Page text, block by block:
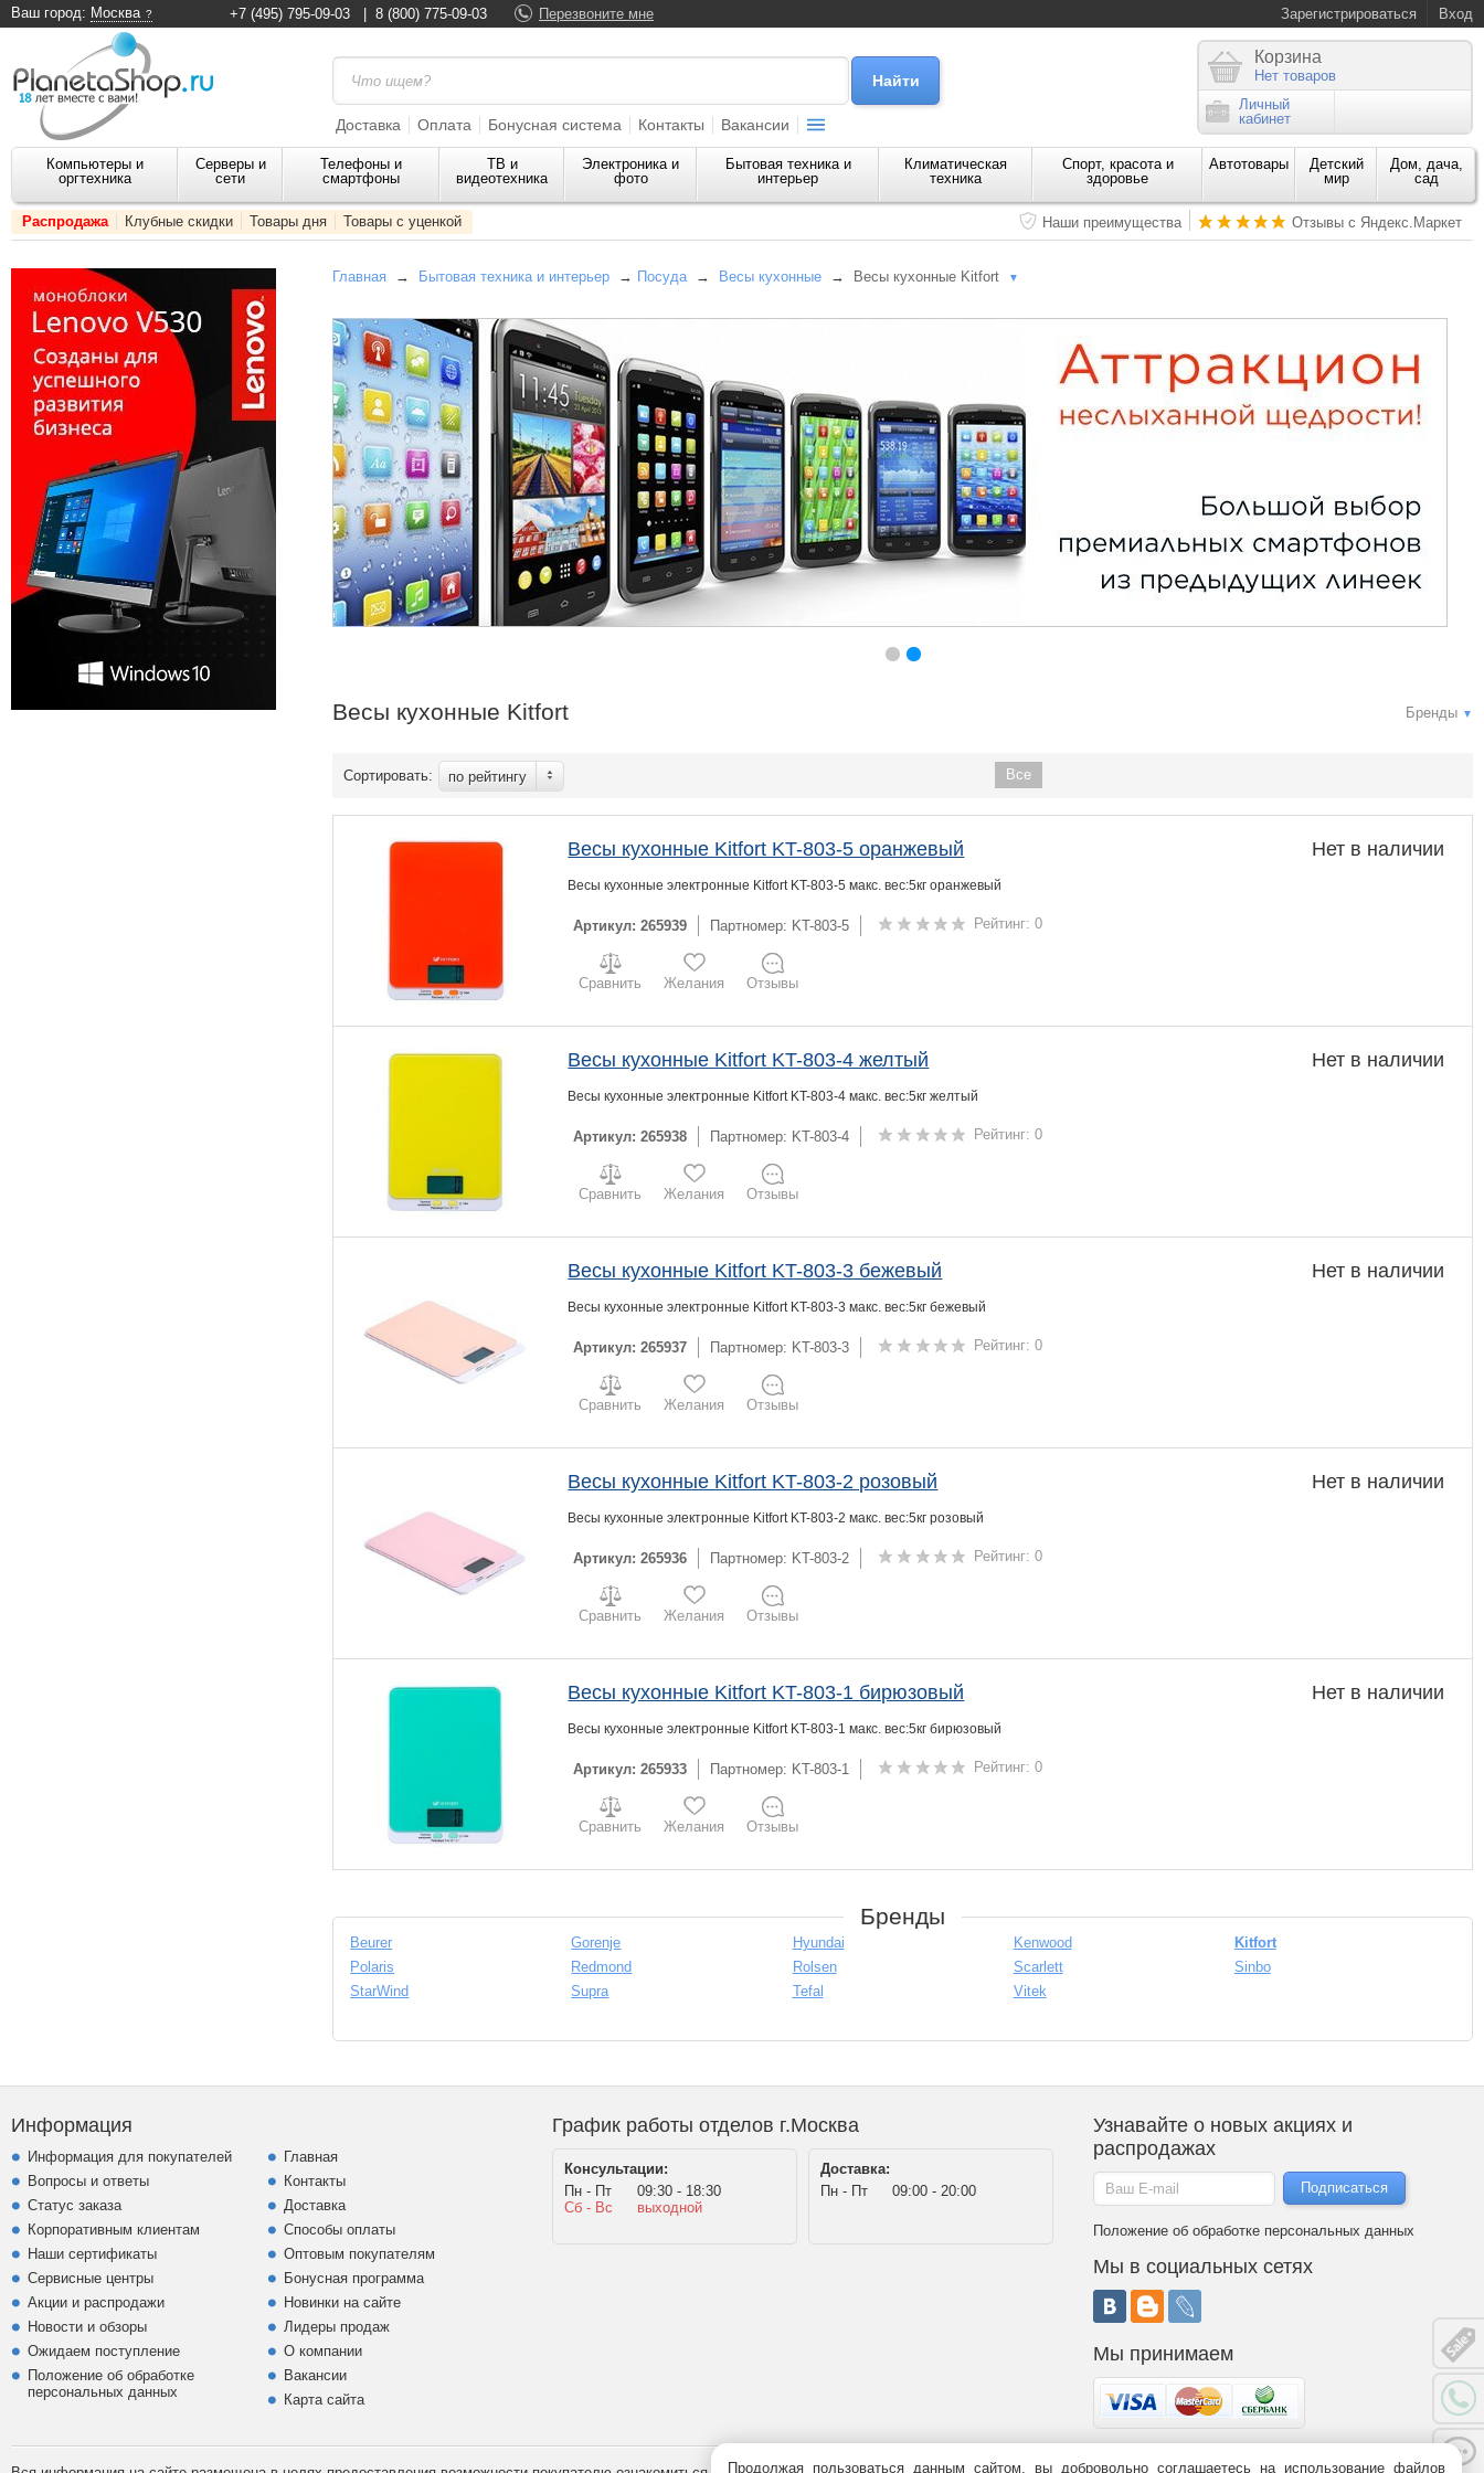
Ваш город: Москва Зарегистрироваться Вход
+7 (495) 795-09-03 8 (800) 775-09-03 Перезвоните мне
Доставка Оплата Бонусная система Контакты Вакансии
Корзина
Нет товаров
Личный
кабинет
Компьютеры и
оргтехника
Серверы и
сети
Телефоны и
смартфоны
ТВ и
видеотехника
Электроника и
фото
Бытовая техника и
интерьер
Климатическая
техника
Спорт, красота и
здоровье
Автотовары
Детский
мир
Дом, дача,
сад
Распродажа Клубные скидки Товары дня Товары с уценкой Наши преимущества Отзывы с Яндекс.Маркет
Главная → Бытовая техника и интерьер → Посуда→ Весы кухонные → Весы кухонные Kitfort ▼
Бренды ▼
Весы кухонные Kitfort
Сортировать: по рейтингу Все
Нет в наличии
Весы кухонные Kitfort KT-803-5 оранжевый
Весы кухонные электронные Kitfort KT-803-5 макс. вес:5кг оранжевый
Артикул: 265939 Партномер: KT-803-5 Рейтинг: 0
Сравнить Желания Отзывы
Нет в наличии
Весы кухонные Kitfort KT-803-4 желтый
Весы кухонные электронные Kitfort KT-803-4 макс. вес:5кг желтый
Артикул: 265938 Партномер: KT-803-4 Рейтинг: 0
Сравнить Желания Отзывы
Нет в наличии
Весы кухонные Kitfort KT-803-3 бежевый
Весы кухонные электронные Kitfort KT-803-3 макс. вес:5кг бежевый
Артикул: 265937 Партномер: KT-803-3 Рейтинг: 0
Сравнить Желания Отзывы
Нет в наличии
Весы кухонные Kitfort KT-803-2 розовый
Весы кухонные электронные Kitfort KT-803-2 макс. вес:5кг розовый
Артикул: 265936 Партномер: KT-803-2 Рейтинг: 0
Сравнить Желания Отзывы
Нет в наличии
Весы кухонные Kitfort KT-803-1 бирюзовый
Весы кухонные электронные Kitfort KT-803-1 макс. вес:5кг бирюзовый
Артикул: 265933 Партномер: KT-803-1 Рейтинг: 0
Сравнить Желания Отзывы
Бренды
Beurer Gorenje Hyundai Kenwood
Kitfort
Polaris
Redmond Rolsen Scarlett
Sinbo
StarWind
Supra Tefal Vitek
Информация
Информация для покупателей
Вопросы и ответы
Статус заказа
Корпоративным клиентам
Наши сертификаты
Сервисные центры
Акции и распродажи
Новости и обзоры
Ожидаем поступление
Положение об обработке
персональных данных
Главная
Контакты
Доставка
Способы оплаты
Оптовым покупателям
Бонусная программа
Новинки на сайте
Лидеры продаж
О компании
Вакансии
Карта сайта
График работы отделов г.Москва
Консультации:
Пн - Пт
09:30 - 18:30
Сб - Вс
выходной
Доставка:
Пн - Пт
09:00 - 20:00
Узнавайте о новых акциях и
распродажах
Положение об обработке персональных данных
Мы в социальных сетях
Мы принимаем
Продолжая пользоваться данным сайтом, вы добровольно соглашаетесь на использование файлов